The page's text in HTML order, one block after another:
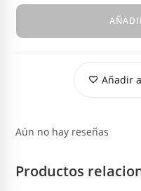
Añadir
Aún no hay reseñas
Productos